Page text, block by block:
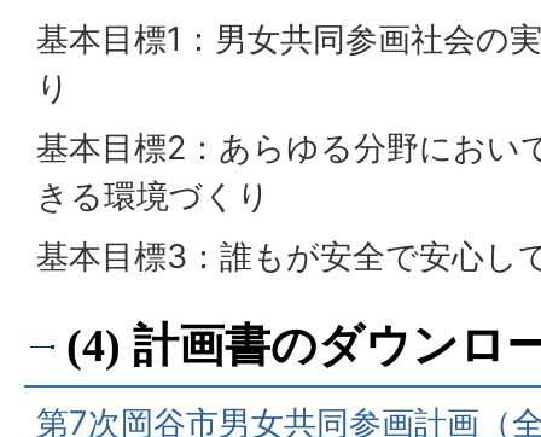
基本目標1：男女共同参画社会の
り
基本目標2：あらゆる分野におい
きる環境づくり
基本目標3：誰もが安全で安心し
(4) 計画書のダウンロ
第7次岡谷市男女共同参画計画（